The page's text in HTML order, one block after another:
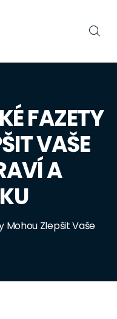
FAZETY
VAŠE
A
Mohou Zlepšit Vaše